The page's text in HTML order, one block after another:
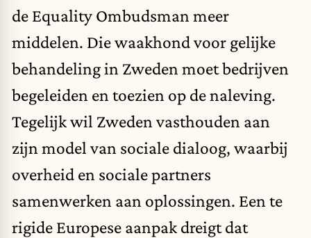
de Equality Ombudsman meer
middelen. Die waakhond voor gelijke
behandeling in Zweden moet bedrijven
begeleiden en toezien op de naleving.
Tegelijk wil Zweden vasthouden aan
zijn model van sociale dialoog, waarbij
overheid en sociale partners
samenwerken aan oplossingen. Een te
rigide Europese aanpak dreigt dat